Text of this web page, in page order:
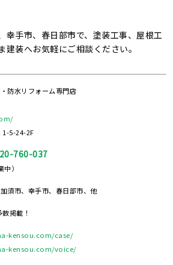
幸手市、春日部市で、塗装工事、屋根工
装へお気軽にご相談ください。
防水リフォーム専門店
1-5-24-2F
760-037
）
須市、幸手市、春日部市、他
掲載！
kensou.com/case/
kensou.com/voice/